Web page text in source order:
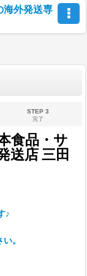
海外発送専
STEP 3
完了
食品・サ
送店 三田
♪
。